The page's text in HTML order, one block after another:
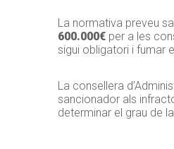
La normativa preveu
600.000€ per a les
sigui obligatori i fumar
La consellera
sancionador als
determinar el grau de